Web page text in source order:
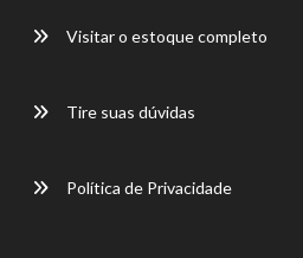
Visitar o estoque completo
Tire suas dúvidas
Política de Privacidade